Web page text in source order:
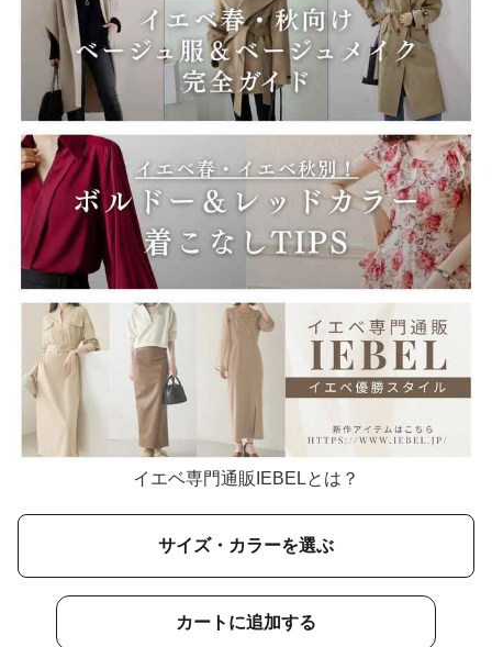
イエベ専門通販IEBELとは？
サイズ・カラーを選ぶ
カートに追加する